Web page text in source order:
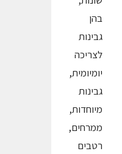
בהן
גבינות
לצריכה
יומיומית,
גבינות
מיוחדות,
ממרחים,
רטבים